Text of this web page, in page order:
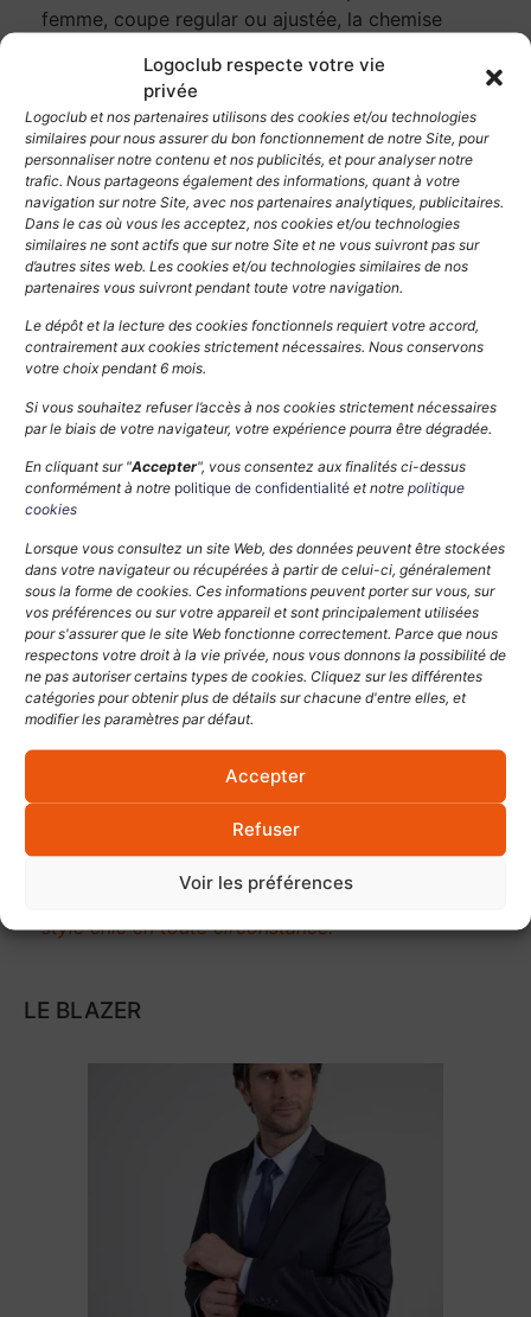
Logoclub respecte votre vie
privée
Logoclub et nos partenaires utilisons des cookies et/ou technologies
similaires pour nous assurer du bon fonctionnement de notre Site, pour
personnaliser notre contenu et nos publicités, et pour analyser notre
trafic. Nous partageons également des informations, quant à votre
navigation sur notre Site, avec nos partenaires analytiques, publicitaires.
Dans le cas où vous les acceptez, nos cookies et/ou technologies
similaires ne sont actifs que sur notre Site et ne vous suivront pas sur
d’autres sites web. Les cookies et/ou technologies similaires de nos
partenaires vous suivront pendant toute votre navigation.
Le dépôt et la lecture des cookies fonctionnels requiert votre accord,
contrairement aux cookies strictement nécessaires. Nous conservons
votre choix pendant 6 mois.
Si vous souhaitez refuser l’accès à nos cookies strictement nécessaires
par le biais de votre navigateur, votre expérience pourra être dégradée.
En cliquant sur "Accepter", vous consentez aux finalités ci-dessus
conformément à notre politique de confidentialité et notre politique
cookies
Lorsque vous consultez un site Web, des données peuvent être stockées
dans votre navigateur ou récupérées à partir de celui-ci, généralement
sous la forme de cookies. Ces informations peuvent porter sur vous, sur
vos préférences ou sur votre appareil et sont principalement utilisées
pour s'assurer que le site Web fonctionne correctement. Parce que nous
respectons votre droit à la vie privée, nous vous donnons la possibilité de
ne pas autoriser certains types de cookies. Cliquez sur les différentes
catégories pour obtenir plus de détails sur chacune d'entre elles, et
modifier les paramètres par défaut.
Accepter
Refuser
Voir les préférences
femme, coupe regular ou ajustée, la chemise
nombreux métiers.
Le petit + : on aime le tissu Mini Oxford qui allie
style et confort.
LES PANTALONS ET LES BERMUDAS
Le pantalon est un essentiel de la garde-robe
professionnelle. Qu’il soit de coupe droite ou
les pantalons Logoclub s’adaptent à tous et à
températures grimpent, laissez-vous tenter par le
bermuda !
Le petit + : on aime les mélanges de fibres et le
style chic en toute circonstance.
LE BLAZER